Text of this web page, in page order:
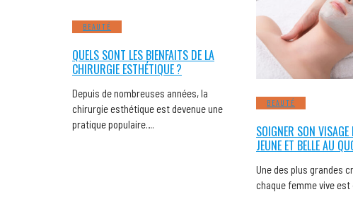
BEAUTÉ
QUELS SONT LES BIENFAITS DE LA
CHIRURGIE ESTHÉTIQUE ?
Depuis de nombreuses années, la
chirurgie esthétique est devenue une
pratique populaire….
BEAUTÉ
SOIGNER SON VISAGE
JEUNE ET BELLE AU
Une des plus grandes
chaque femme vive est